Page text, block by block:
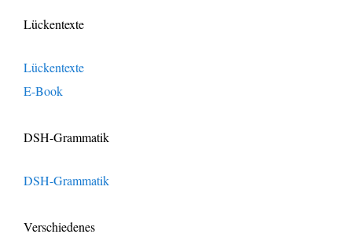
Lückentexte
Lückentexte
E-Book
DSH-Grammatik
DSH-Grammatik
Verschiedenes